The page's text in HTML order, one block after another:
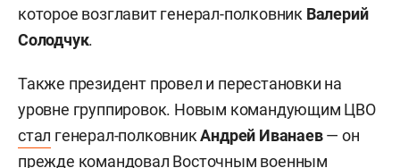
которое возглавит генерал-полковник Валерий
Солодчук.
Также президент провел и перестановки на
уровне группировок. Новым командующим ЦВО
стал генерал-полковникАндрей Иванаев— он
прежде командовал Восточным военным